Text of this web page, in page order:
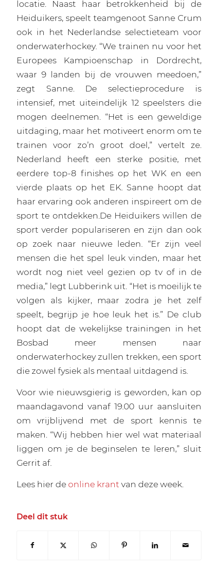
locatie. Naast haar betrokkenheid bij de
Heiduikers, speelt teamgenoot Sanne Crum
ook in het Nederlandse selectieteam voor
onderwaterhockey. “We trainen nu voor het
Europees Kampioenschap in Dordrecht,
waar 9 landen bij de vrouwen meedoen,”
zegt Sanne. De selectieprocedure is
intensief, met uiteindelijk 12 speelsters die
mogen deelnemen. “Het is een geweldige
uitdaging, maar het motiveert enorm om te
trainen voor zo’n groot doel,” vertelt ze.
Nederland heeft een sterke positie, met
eerdere top-8 finishes op het WK en een
vierde plaats op het EK. Sanne hoopt dat
haar ervaring ook anderen inspireert om de
sport te ontdekken.De Heiduikers willen de
sport verder populariseren en zijn dan ook
op zoek naar nieuwe leden. “Er zijn veel
mensen die het spel leuk vinden, maar het
wordt nog niet veel gezien op tv of in de
media,” legt Lubberink uit. “Het is moeilijk te
volgen als kijker, maar zodra je het zelf
speelt, begrijp je hoe leuk het is.” De club
hoopt dat de wekelijkse trainingen in het
Bosbad meer mensen naar
onderwaterhockey zullen trekken, een sport
die zowel fysiek als mentaal uitdagend is.
Voor wie nieuwsgierig is geworden, kan op
maandagavond vanaf 19.00 uur aansluiten
om vrijblijvend met de sport kennis te
maken. “Wij hebben hier wel wat materiaal
liggen om je de beginselen te leren,” sluit
Gerrit af.
Lees hier deonline krant van deze week.
Deel dit stuk